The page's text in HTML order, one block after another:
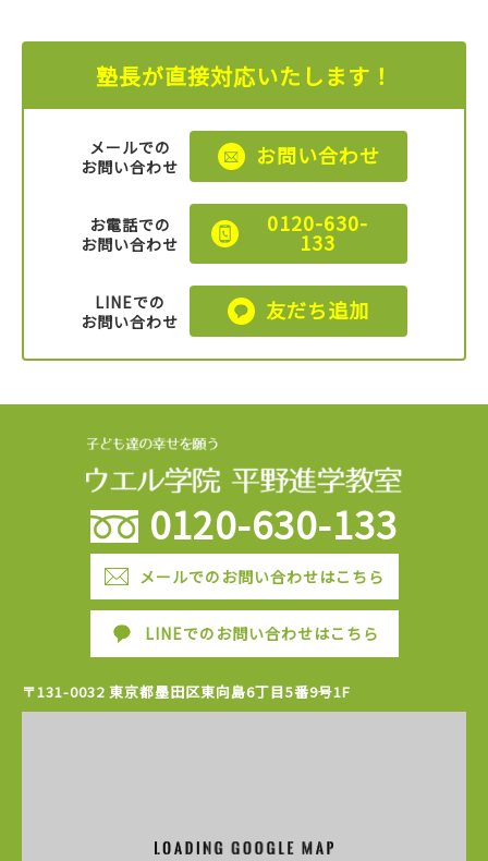
塾長が直接対応いたします！
メールでの
お問い合わせ
お問い合わせ
お電話での
お問い合わせ
0120-630-
133
LINEでの
お問い合わせ
友だち追加
0120-630-133
メールでのお問い合わせはこちら
LINEでのお問い合わせはこちら
〒131-0032 東京都墨田区東向島6丁目5番9号1F